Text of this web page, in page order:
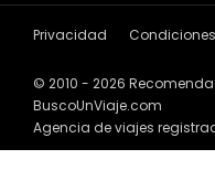
Privacidad Condiciones
© 2010 - 2026
BuscoUnViaje.com
Agencia de viajes